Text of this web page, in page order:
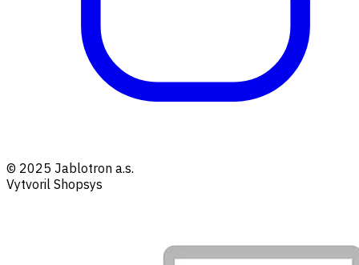
© 2025 Jablotron a.s.
Vytvoril Shopsys